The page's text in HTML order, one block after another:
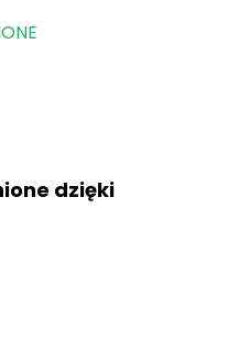
dzięki